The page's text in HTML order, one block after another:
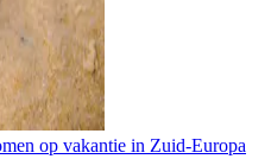
op vakantie in Zuid-Europa